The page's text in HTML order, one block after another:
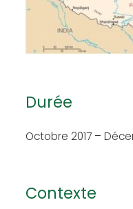
Durée
Octobre 2017 –
Contexte